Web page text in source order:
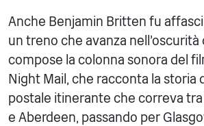
Anche Benjamin Britten fu
un treno che avanza nell'oscurità
compose la colonna sonora del
Night Mail, che racconta la storia
postale itinerante che correva
e Aberdeen, passando per